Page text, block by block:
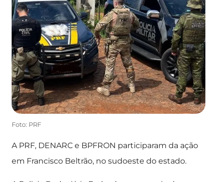
Foto: PRF
A PRF, DENARC e BPFRON participaram da ação
em Francisco Beltrão, no sudoeste do estado.